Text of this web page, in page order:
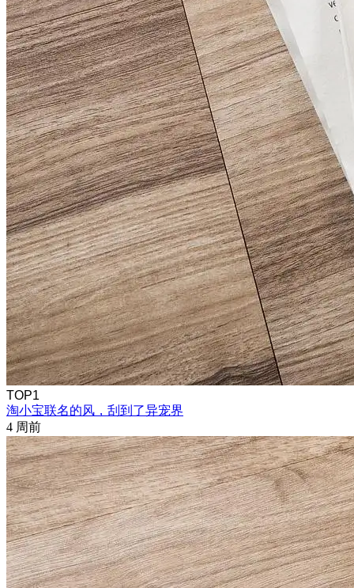
TOP1
淘小宝联名的风，刮到了异宠界
4 周前